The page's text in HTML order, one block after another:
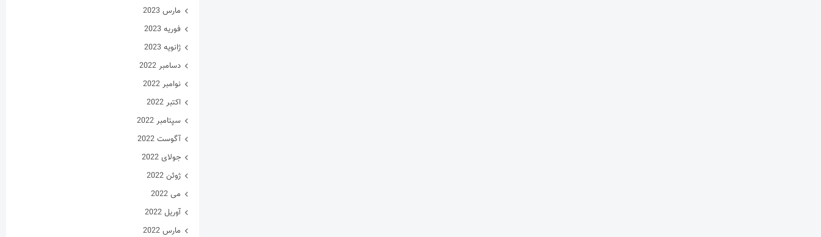
مارس 2023
فوریه 2023
ژانویه 2023
دسامبر 2022
نوامبر 2022
اکتبر 2022
سپتامبر 2022
آگوست 2022
جولای 2022
ژوئن 2022
می 2022
آوریل 2022
مارس 2022